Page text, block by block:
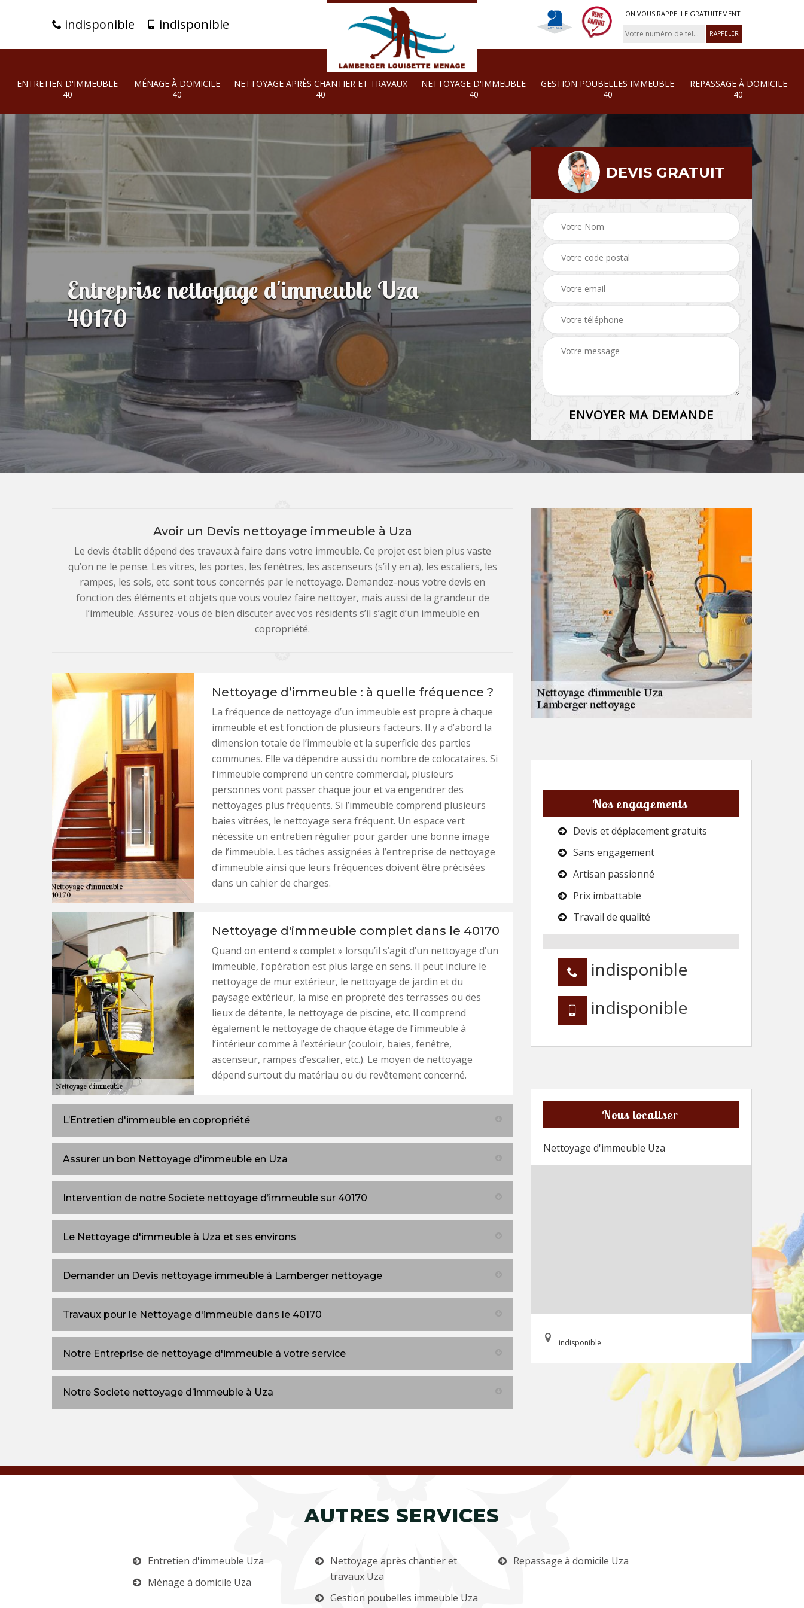
indisponible indisponible
ON VOUS RAPPELLE GRATUITEMENT
ENTRETIEN D'IMMEUBLE
40
MÉNAGE À DOMICILE
40
NETTOYAGE APRÈS CHANTIER ET TRAVAUX
40
NETTOYAGE D'IMMEUBLE
40
GESTION POUBELLES IMMEUBLE
40
REPASSAGE À DOMICILE
40
Entreprise nettoyage d'immeuble Uza
40170
DEVIS GRATUIT
Avoir un Devis nettoyage immeuble à Uza
Le devis établit dépend des travaux à faire dans votre immeuble. Ce projet est bien plus vaste
qu’on ne le pense. Les vitres, les portes, les fenêtres, les ascenseurs (s’il y en a), les escaliers, les
rampes, les sols, etc. sont tous concernés par le nettoyage. Demandez-nous votre devis en
fonction des éléments et objets que vous voulez faire nettoyer, mais aussi de la grandeur de
l’immeuble. Assurez-vous de bien discuter avec vos résidents s’il s’agit d’un immeuble en
copropriété.
Nettoyage d’immeuble : à quelle fréquence ?
La fréquence de nettoyage d’un immeuble est propre à chaque
immeuble et est fonction de plusieurs facteurs. Il y a d’abord la
dimension totale de l’immeuble et la superficie des parties
communes. Elle va dépendre aussi du nombre de colocataires. Si
l’immeuble comprend un centre commercial, plusieurs
personnes vont passer chaque jour et va engendrer des
nettoyages plus fréquents. Si l’immeuble comprend plusieurs
baies vitrées, le nettoyage sera fréquent. Un espace vert
nécessite un entretien régulier pour garder une bonne image
de l’immeuble. Les tâches assignées à l’entreprise de nettoyage
d’immeuble ainsi que leurs fréquences doivent être précisées
dans un cahier de charges.
Nettoyage d'immeuble complet dans le 40170
Quand on entend « complet » lorsqu’il s’agit d’un nettoyage d’un
immeuble, l’opération est plus large en sens. Il peut inclure le
nettoyage de mur extérieur, le nettoyage de jardin et du
paysage extérieur, la mise en propreté des terrasses ou des
lieux de détente, le nettoyage de piscine, etc. Il comprend
également le nettoyage de chaque étage de l’immeuble à
l’intérieur comme à l’extérieur (couloir, baies, fenêtre,
ascenseur, rampes d’escalier, etc.). Le moyen de nettoyage
dépend surtout du matériau ou du revêtement concerné.
L’Entretien d'immeuble en copropriété
Assurer un bon Nettoyage d'immeuble en Uza
Intervention de notre Societe nettoyage d’immeuble sur 40170
Le Nettoyage d'immeuble à Uza et ses environs
Demander un Devis nettoyage immeuble à Lamberger nettoyage
Travaux pour le Nettoyage d'immeuble dans le 40170
Notre Entreprise de nettoyage d'immeuble à votre service
Notre Societe nettoyage d’immeuble à Uza
Nos engagements
Devis et déplacement gratuits
Sans engagement
Artisan passionné
Prix imbattable
Travail de qualité
indisponible
indisponible
Nous localiser
Nettoyage d'immeuble Uza
indisponible
AUTRES SERVICES
Entretien d'immeuble Uza
Ménage à domicile Uza
Nettoyage après chantier et
travaux Uza
Gestion poubelles immeuble Uza
Repassage à domicile Uza